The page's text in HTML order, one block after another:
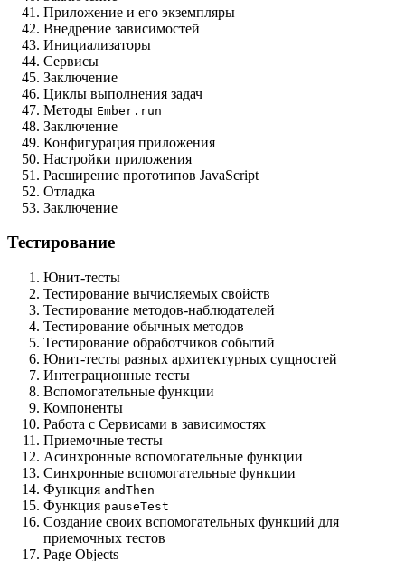
Приложение и его экземпляры
Внедрение зависимостей
Инициализаторы
Сервисы
Заключение
Циклы выполнения задач
Методы Ember.run
Заключение
Конфигурация приложения
Настройки приложения
Расширение прототипов JavaScript
Отладка
Заключение
Тестирование
Юнит-тесты
Тестирование вычисляемых свойств
Тестирование методов-наблюдателей
Тестирование обычных методов
Тестирование обработчиков событий
Юнит-тесты разных архитектурных сущностей
Интеграционные тесты
Вспомогательные функции
Компоненты
Работа с Сервисами в зависимостях
Приемочные тесты
Асинхронные вспомогательные функции
Синхронные вспомогательные функции
Функция andThen
Функция pauseTest
Создание своих вспомогательных функций для
приемочных тестов
Page Objects